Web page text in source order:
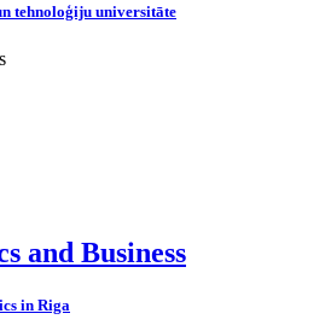
tehnoloģiju universitāte
and Business
in Riga